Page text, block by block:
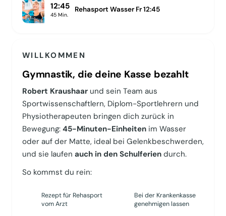
12:45
45 Min.
Rehasport Wasser Fr 12:45
WILLKOMMEN
Gymnastik, die deine Kasse bezahlt
Robert Kraushaar und sein Team aus
Sportwissenschaftlern, Diplom-Sportlehrern und
Physiotherapeuten bringen dich zurück in
Bewegung: 45-Minuten-Einheiten im Wasser
oder auf der Matte, ideal bei Gelenkbeschwerden,
und sie laufen auch in den Schulferien durch.
So kommst du rein:
Rezept für Rehasport
vom Arzt
Bei der Krankenkasse
genehmigen lassen